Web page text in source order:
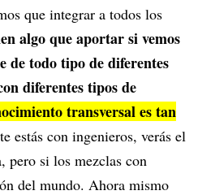
que integrar a todos los
algo que aportar si vemos
de todo tipo de diferentes
diferentes tipos de
transversal es tan
estás con ingenieros, verás el
pero si los mezclas con
del mundo. Ahora mismo